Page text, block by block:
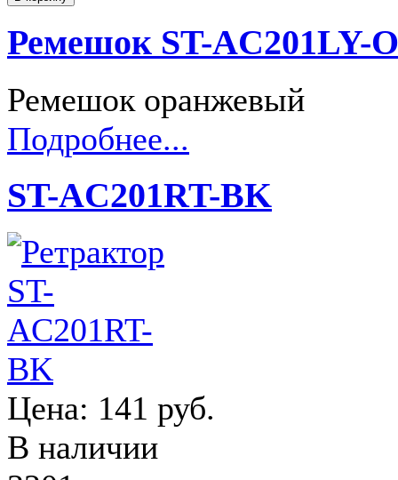
Ремешок ST-AC201LY-
Ремешок оранжевый
Подробнее...
ST-AC201RT-BK
Цена: 141 руб.
В наличии